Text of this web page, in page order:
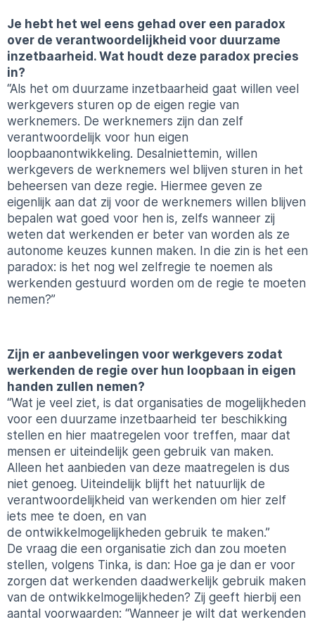
Je hebt het wel eens gehad over een paradox
over de verantwoordelijkheid voor duurzame
inzetbaarheid. Wat houdt deze paradox precies
in?
“Als het om duurzame inzetbaarheid gaat willen veel
werkgevers sturen op de eigen regie van
werknemers. De werknemers zijn dan zelf
verantwoordelijk voor hun eigen
loopbaanontwikkeling. Desalniettemin, willen
werkgevers de werknemers wel blijven sturen in het
beheersen van deze regie. Hiermee geven ze
eigenlijk aan dat zij voor de werknemers willen blijven
bepalen wat goed voor hen is, zelfs wanneer zij
weten dat werkenden er beter van worden als ze
autonome keuzes kunnen maken. In die zin is het een
paradox: is het nog wel zelfregie te noemen als
werkenden gestuurd worden om de regie te moeten
nemen?”
Zijn er aanbevelingen voor werkgevers zodat
werkenden de regie over hun loopbaan in eigen
handen zullen nemen?
“Wat je veel ziet, is dat organisaties de mogelijkheden
voor een duurzame inzetbaarheid ter beschikking
stellen en hier maatregelen voor treffen, maar dat
mensen er uiteindelijk geen gebruik van maken.
Alleen het aanbieden van deze maatregelen is dus
niet genoeg. Uiteindelijk blijft het natuurlijk de
verantwoordelijkheid van werkenden om hier zelf
iets mee te doen, en van
de ontwikkelmogelijkheden gebruik te maken.”
De vraag die een organisatie zich dan zou moeten
stellen, volgens Tinka, is dan: Hoe ga je dan er voor
zorgen dat werkenden daadwerkelijk gebruik maken
van de ontwikkelmogelijkheden? Zij geeft hierbij een
aantal voorwaarden: “Wanneer je wilt dat werkenden